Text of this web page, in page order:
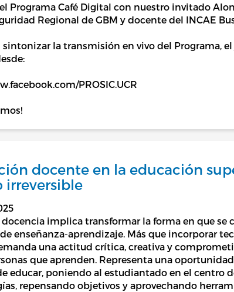
Programa Café Digital con nuestro invitado
Regional de GBM y docente del INCAE
la transmisión en vivo del Programa, el
PROSIC.UCR
docente en la educación
irreversible
implica transformar la forma en que se
enseñanza-aprendizaje. Más que incorporar
una actitud crítica, creativa y
que aprenden. Representa una
educar, poniendo al estudiantado en el centro
repensando objetivos y aprovechando